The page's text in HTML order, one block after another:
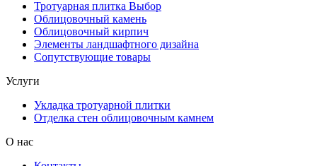
Тротуарная плитка Выбор
Облицовочный камень
Облицовочный кирпич
Элементы ландшафтного дизайна
Сопутствующие товары
Услуги
Укладка тротуарной плитки
Отделка стен облицовочным камнем
О нас